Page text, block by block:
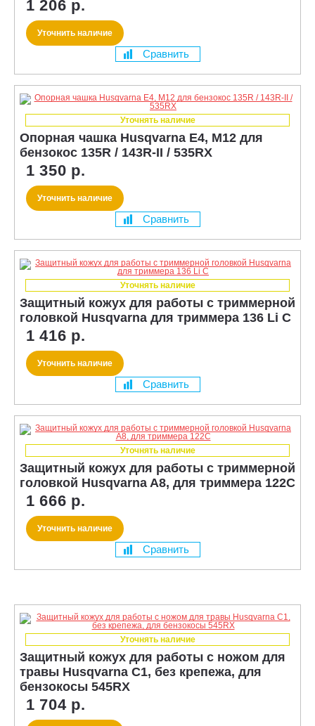
1 206 р.
Уточнить наличие
Сравнить
Уточнять наличие
Опорная чашка Husqvarna E4, M12 для
бензокос 135R / 143R-II / 535RX
1 350 р.
Уточнить наличие
Сравнить
Уточнять наличие
Защитный кожух для работы с триммерной
головкой Husqvarna для триммера 136 Li C
1 416 р.
Уточнить наличие
Сравнить
Уточнять наличие
Защитный кожух для работы с триммерной
головкой Husqvarna A8, для триммера 122C
1 666 р.
Уточнить наличие
Сравнить
Уточнять наличие
Защитный кожух для работы с ножом для
травы Husqvarna C1, без крепежа, для
бензокосы 545RX
1 704 р.